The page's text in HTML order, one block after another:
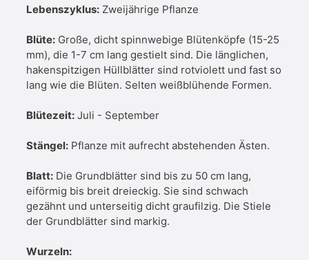
Lebenszyklus: Zweijährige Pflanze
Blüte: Große, dicht spinnwebige Blütenköpfe (15-25
mm), die 1-7 cm lang gestielt sind. Die länglichen,
hakenspitzigen Hüllblätter sind rotviolett und fast so
lang wie die Blüten. Selten weißblühende Formen.
Blütezeit: Juli - September
Stängel: Pflanze mit aufrecht abstehenden Ästen.
Blatt: Die Grundblätter sind bis zu 50 cm lang,
eiförmig bis breit dreieckig. Sie sind schwach
gezähnt und unterseitig dicht graufilzig. Die Stiele
der Grundblätter sind markig.
Wurzeln: